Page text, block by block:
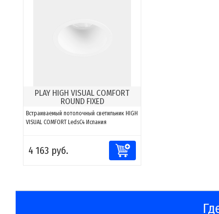
PLAY HIGH VISUAL COMFORT
ROUND FIXED
Встраиваемый потолочный светильник HIGH
VISUAL COMFORT LedsC4 Испания
4 163 руб.